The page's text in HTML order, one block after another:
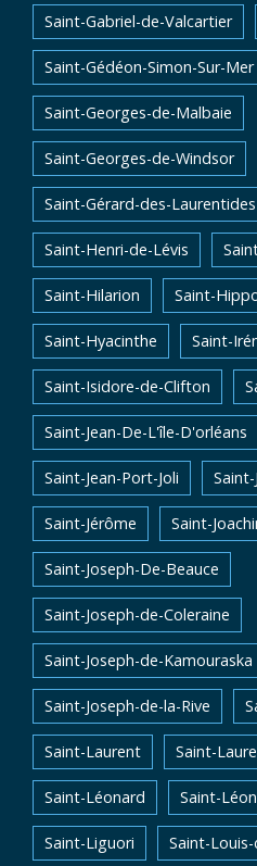
Saint-Gabriel-de-Valcartier
Saint-Gédéon-Simon-Sur-Mer
Saint-Georges-de-Malbaie
Saint-Georges-de-Windsor
Saint-Gérard-des-Laurentides
Saint-Henri-de-Lévis
Saint-Hilarion Saint-
Saint-Hyacinthe Saint-
Saint-Isidore-de-Clifton
Saint-Jean-De-L'île-D'orléans
Saint-Jean-Port-Joli Saint-
Saint-Jérôme Saint-
Saint-Joseph-De-Beauce
Saint-Joseph-de-Coleraine
Saint-Joseph-de-Kamouraska
Saint-Joseph-de-la-Rive
Saint-Laurent Saint-
Saint-Léonard Saint-
Saint-Liguori Saint-